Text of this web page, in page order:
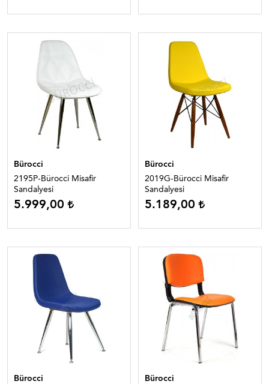
Bürocci
2195P-Bürocci Misafir
Sandalyesi
5.999,00
Bürocci
2019G-Bürocci Misafir
Sandalyesi
5.189,00
Bürocci
Bürocci